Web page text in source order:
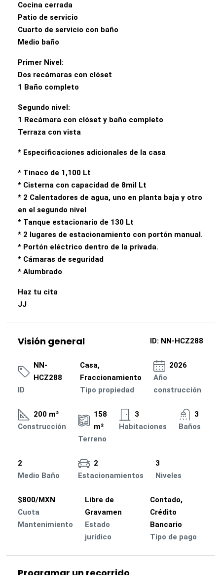
Cocina cerrada
Patio de servicio
Cuarto de servicio con baño
Medio baño
Primer Nivel:
Dos recámaras con clóset
1 Baño completo
Segundo nivel:
1 Recámara con clóset y baño completo
Terraza con vista
* Especificaciones adicionales de la casa
* Tinaco de 1,100 Lt
* Cisterna con capacidad de 8mil Lt
* 2 Calentadores de agua, uno en planta baja y otro
en el segundo nivel
* Tanque estacionario de 130 Lt
* 2 lugares de estacionamiento con portón manual.
* Portón eléctrico dentro de la privada.
* Cámaras de seguridad
* Alumbrado
Haz tu cita
JJ
Visión general ID: NN-HCZ288
NN-
HCZ288
ID
Casa,
Fraccionamiento
Tipo propiedad
2026
Año
construcción
200 m²
Construcción
158
m²
Terreno
3
Habitaciones
3
Baños
2
Medio Baño
2
Estacionamientos
3
Niveles
$800/MXN
Cuota
Mantenimiento
Libre de
Gravamen
Estado
jurídico
Contado,
Crédito
Bancario
Tipo de pago